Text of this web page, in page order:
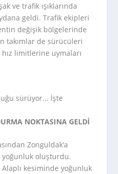
ve trafik ışıklarında
geldi. Trafik ekipleri
değişik bölgelerinde
takımlar de sürücüleri
limitlerine uymaları
NOKTASINA GELDİ
Zonguldak’a
oluşturdu.
kesiminde yoğunluk